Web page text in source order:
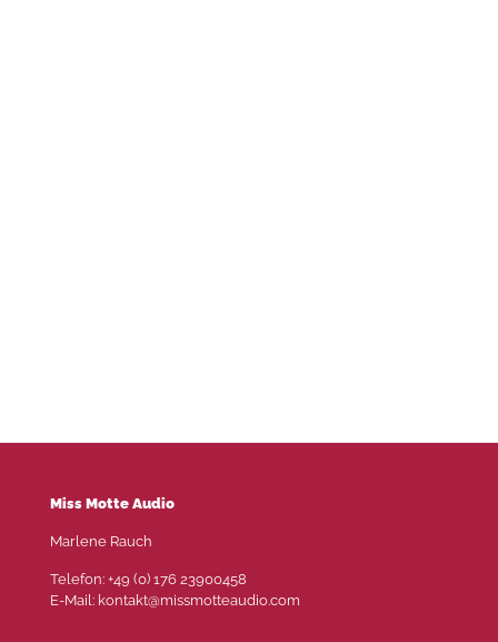
Miss Motte Audio
Marlene Rauch
Telefon: +49 (0) 176 23900458
E-Mail: kontakt@missmotteaudio.com